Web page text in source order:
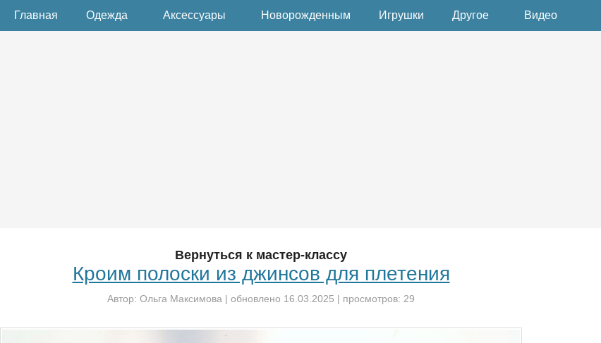
Главная Одежда Аксессуары Новорожденным Игрушки Другое Видео
Вернуться к мастер-классу
Кроим полоски из джинсов для плетения
Автор: Ольга Максимова | обновлено 16.03.2025 | просмотров: 29